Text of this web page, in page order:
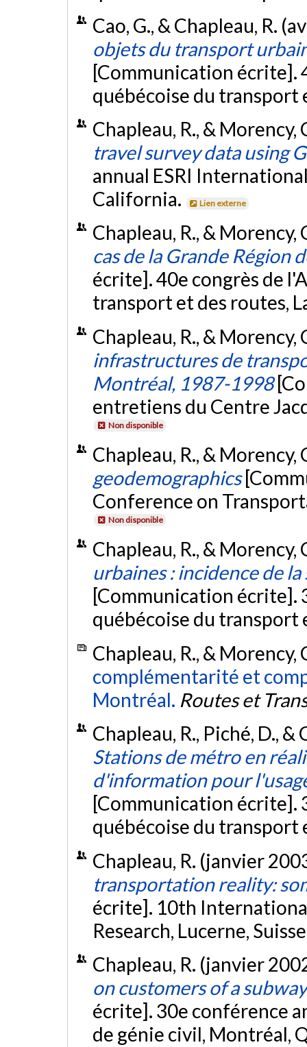
Cao, G., & Chapleau, R.
objets du transport
[Communication écrite].
québécoise du transport
Chapleau, R., & Morency,
travel survey data using
annual ESRI
California.
Lien externe
Chapleau, R., & Morency,
cas de la Grande Région
écrite]. 40e congrès de
transport et des routes,
Chapleau, R., & Morency,
infrastructures de
Montréal, 1987-1998
entretiens du Centre
Non disponible
Chapleau, R., & Morency,
geodemographics
Conference on
Non disponible
Chapleau, R., & Morency,
urbaines : incidence de
[Communication écrite].
québécoise du transport
Chapleau, R., & Morency,
complémentarité et
Montréal. Routes et
Chapleau, R., Piché, D.,
Stations de métro en
d'information pour
[Communication écrite].
québécoise du transport
Chapleau, R. (janvier
transportation reality:
écrite]. 10th
Research, Lucerne,
Chapleau, R. (janvier
on customers of a
écrite]. 30e conférence
de génie civil, Montréal,